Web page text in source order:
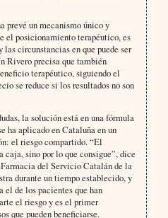
prevé un mecanismo único y
el posicionamiento terapéutico, es
circunstancias en que puede ser
Rivero precisa que también
terapéutico, siguiendo el
se reduce si los resultados no son
la solución está en una fórmula
ha aplicado en Cataluña en un
el riesgo compartido. “El
caja, sino por lo que consigue”, dice
del Servicio Catalán de la
durante un tiempo establecido, y
de los pacientes que han
el riesgo y es el primer
que pueden beneficiarse.